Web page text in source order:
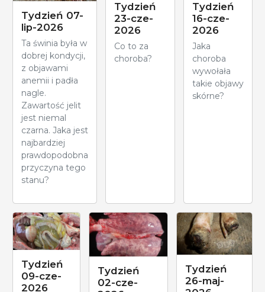
Tydzień 07-
lip-2026
Ta świnia była w
dobrej kondycji,
z objawami
anemii i padła
nagle.
Zawartość jelit
jest niemal
czarna. Jaka jest
najbardziej
prawdopodobna
przyczyna tego
stanu?
Tydzień
23-cze-
2026
Co to za
choroba?
Tydzień
16-cze-
2026
Jaka
choroba
wywołała
takie objawy
skórne?
Tydzień
09-cze-
2026
Tydzień
02-cze-
Tydzień
26-maj-